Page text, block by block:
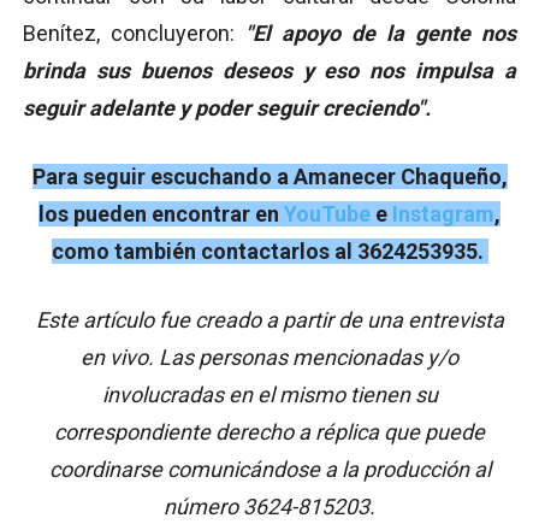
Benítez, concluyeron:
"El apoyo de la gente nos
brinda sus buenos deseos y eso nos impulsa a
seguir adelante y poder seguir creciendo".
Para seguir escuchando a Amanecer Chaqueño,
los pueden encontrar en YouTube e Instagram,
como también contactarlos al 3624253935.
Este artículo fue creado a partir de una entrevista
en vivo. Las personas mencionadas y/o
involucradas en el mismo tienen su
correspondiente derecho a réplica que puede
coordinarse comunicándose a la producción al
número 3624-815203.